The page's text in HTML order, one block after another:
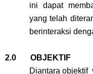
ini dapat
yang telah
berinteraksi
2.0 OBJEKTIF
Diantara objektif